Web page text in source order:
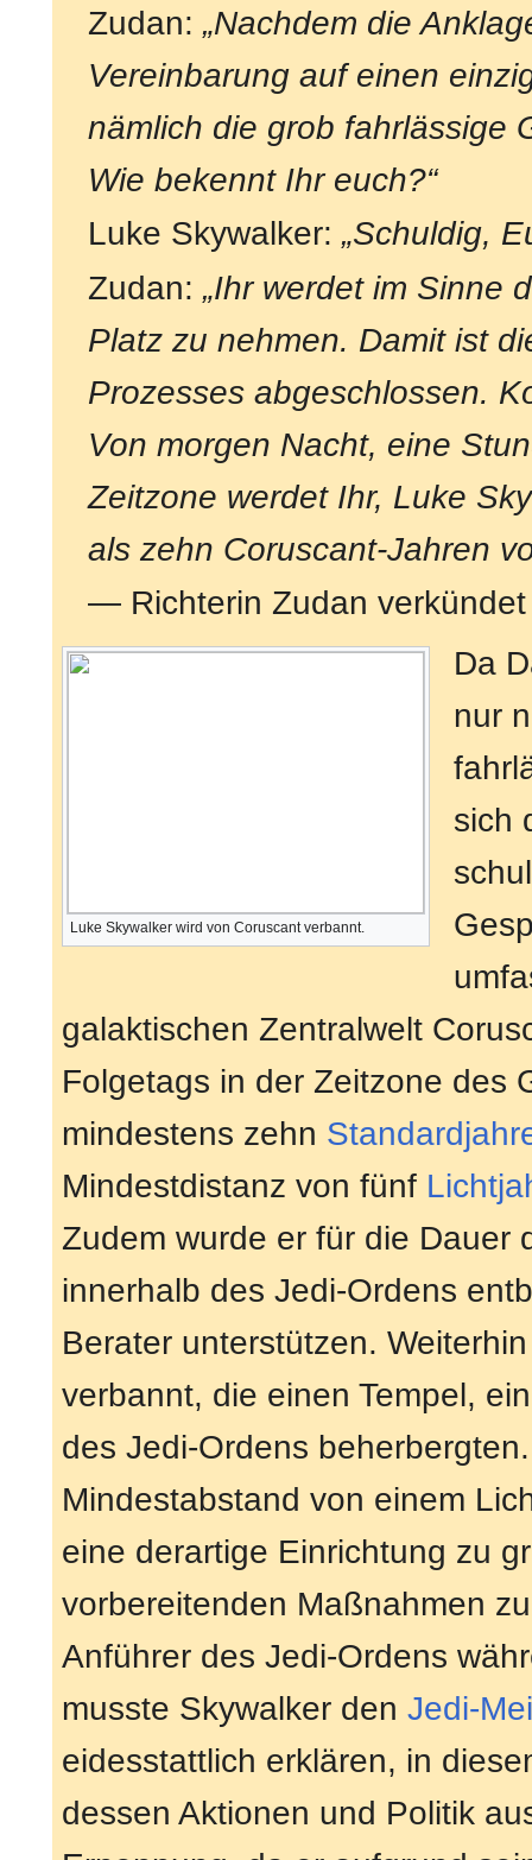
Zudan:„Nachdem die
Vereinbarung auf einen
nämlich die grob fahrlässige
Wie bekennt Ihr euch?“
Luke Skywalker:„Schuldig,
Zudan:„Ihr werdet im Sinne
Platz zu nehmen. Damit ist
Prozesses abgeschlossen.
Von morgen Nacht, eine
Zeitzone werdet Ihr, Luke
als zehn Coruscant-Jahren
— Richterin Zudan
Luke Skywalker wird von Coruscant verbannt.
Da
nur
sich
galaktischen Zentralwelt
Folgetags in der Zeitzone des
mindestens zehn
Mindestdistanz von fünf
Zudem wurde er für die Dauer
innerhalb des Jedi-Ordens
Berater unterstützen.
verbannt, die einen Tempel,
des Jedi-Ordens
Mindestabstand von einem
eine derartige Einrichtung zu
vorbereitenden Maßnahmen
Anführer des Jedi-Ordens
musste Skywalker den Jedi-
eidesstattlich erklären, in
dessen Aktionen und Politik